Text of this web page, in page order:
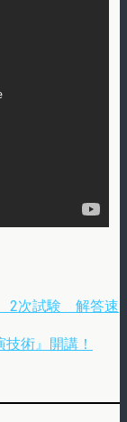
2次試験 解答速
術』開講！